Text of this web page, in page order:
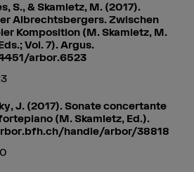
S., & Skamletz, M. (2017).
Albrechtsbergers. Zwischen
Komposition (M. Skamletz, M.
Vol. 7). Argus.
arbor.6523
J. (2017). Sonate concertante
(M. Skamletz, Ed.).
handle/arbor/38818